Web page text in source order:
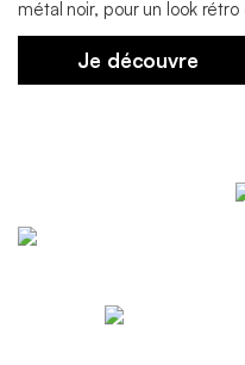
métal noir, pour un look
Je découvre